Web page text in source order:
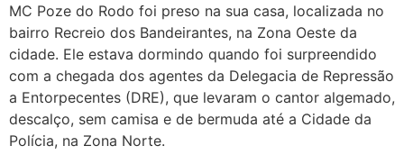
MC Poze do Rodo foi preso na sua casa, localizada no
bairro Recreio dos Bandeirantes, na Zona Oeste da
cidade. Ele estava dormindo quando foi surpreendido
com a chegada dos agentes da Delegacia de Repressão
a Entorpecentes (DRE), que levaram o cantor algemado,
descalço, sem camisa e de bermuda até a Cidade da
Polícia, na Zona Norte.